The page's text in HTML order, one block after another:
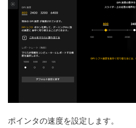
ポインタの速度を設定します。